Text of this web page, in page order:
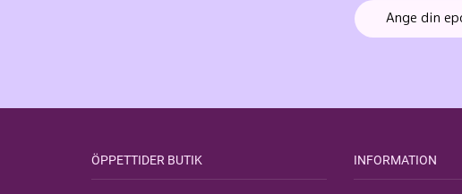
ÖPPETTIDER BUTIK INFORMATION